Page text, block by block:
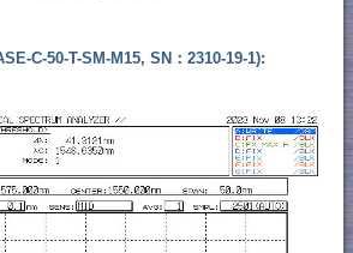
C-50-T-SM-M15, SN：2310-19-1):